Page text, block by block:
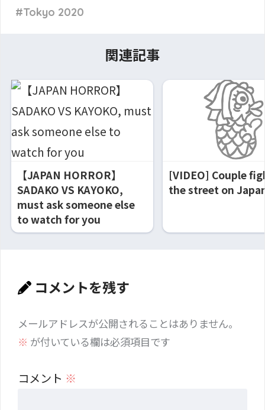
Tokyo 2020
関連記事
【JAPAN HORROR】
SADAKO VS KAYOKO,
must ask someone else
to watch for you
[VIDEO] Couple
the street on
コメントを残す
メールアドレスが公開されることはありません。
※ が付いている欄は必須項目です
コメント ※